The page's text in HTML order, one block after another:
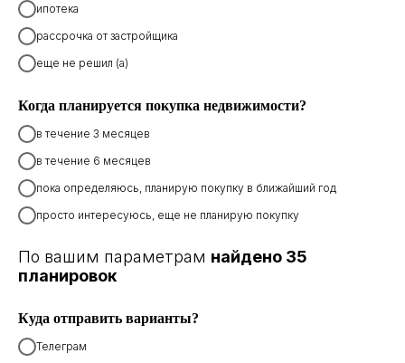
ипотека
рассрочка от застройщика
еще не решил (а)
Когда планируется покупка недвижимости?
в течение 3 месяцев
в течение 6 месяцев
пока определяюсь, планирую покупку в ближайший год
просто интересуюсь, еще не планирую покупку
По вашим параметрам найдено 35
планировок
Куда отправить варианты?
Телеграм